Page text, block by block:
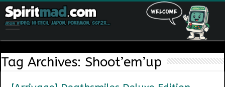
Tag Archives: Shoot’em’up